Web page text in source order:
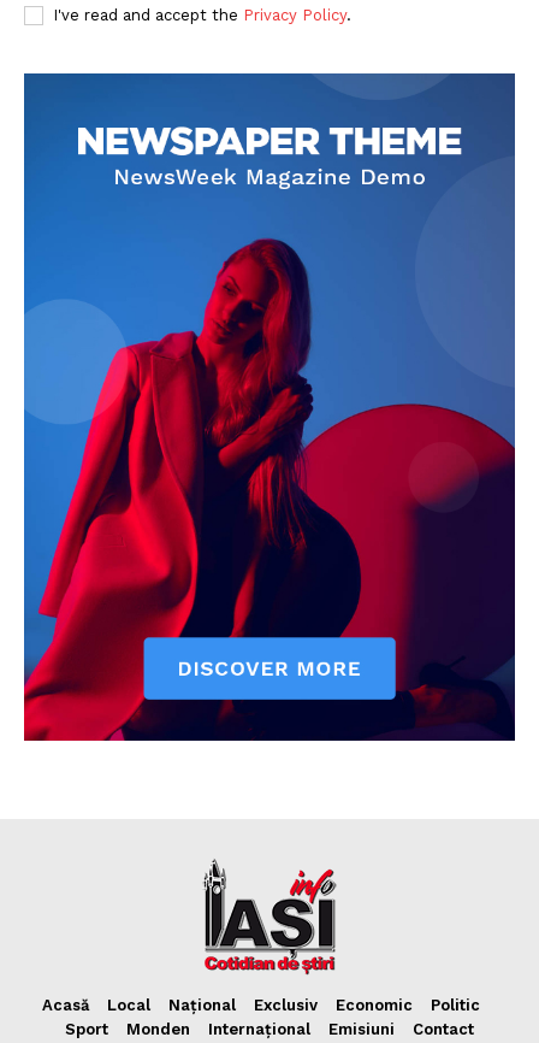
Publică gratuit anunțul tău!
Prelucrarea datelor cu caracter personal
I've read and accept the Privacy Policy.
Acasă Local Național Exclusiv Economic
Politic
Sport
Monden Internațional Emisiuni Contact